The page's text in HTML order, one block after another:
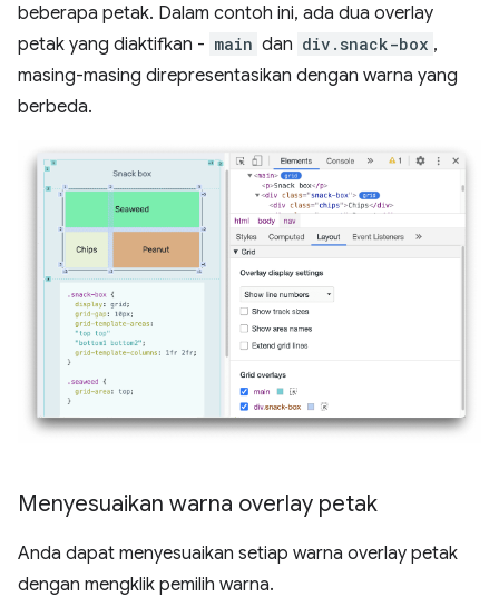
beberapa petak. Dalam contoh ini, ada dua overlay
petak yang diaktifkan - main dan div.snack-box ,
masing-masing direpresentasikan dengan warna yang
berbeda.
Menyesuaikan warna overlay petak
Anda dapat menyesuaikan setiap warna overlay petak
dengan mengklik pemilih warna.